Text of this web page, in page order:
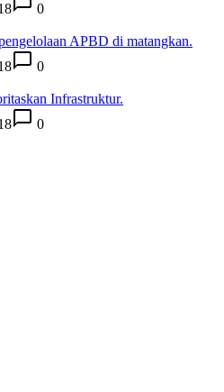
0
APBD di matangkan.
0
Infrastruktur.
0